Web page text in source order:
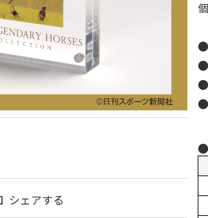
シェアする
個
●
●
●
●
●